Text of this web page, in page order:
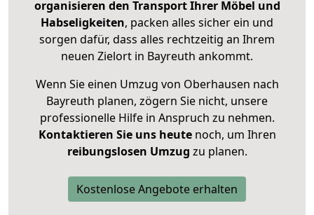
organisieren den Transport Ihrer Möbel und
Habseligkeiten, packen alles sicher ein und
sorgen dafür, dass alles rechtzeitig an Ihrem
neuen Zielort in Bayreuth ankommt.
Wenn Sie einen Umzug von Oberhausen nach
Bayreuth planen, zögern Sie nicht, unsere
professionelle Hilfe in Anspruch zu nehmen.
Kontaktieren Sie uns heutenoch, um Ihren
reibungslosen Umzug zu planen.
Kostenlose Angebote erhalten